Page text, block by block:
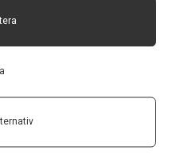
IRL i Karlstad
upplaga av Akut